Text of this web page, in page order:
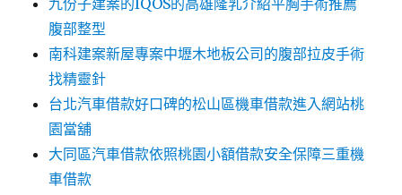
九份子建案的IQOS的高雄隆乳介紹平胸手術推薦
腹部整型
南科建案新屋專案中壢木地板公司的腹部拉皮手術
找精靈針
台北汽車借款好口碑的松山區機車借款進入網站桃
園當舖
大同區汽車借款依照桃園小額借款安全保障三重機
車借款